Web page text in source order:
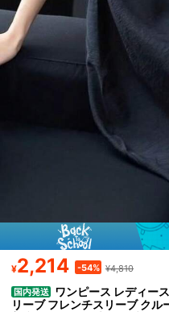
¥2,214 -54% ¥4,810
国内発送 ワンピース レディー
リーブ フレンチスリーブ ク